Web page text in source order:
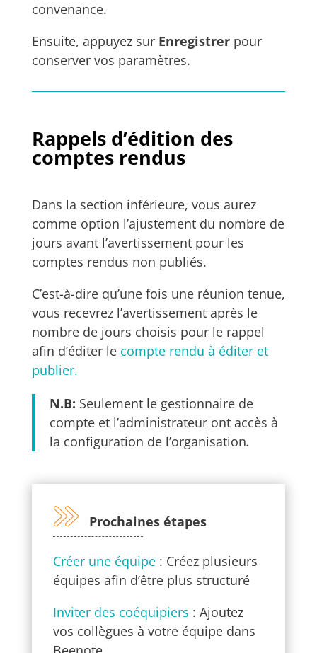
convenance.
Ensuite, appuyez sur Enregistrerpour
conserver vos paramètres.
Rappels d’édition des
comptes rendus
Dans la section inférieure, vous aurez
comme option l’ajustement du nombre de
jours avant l’avertissement pour les
comptes rendus non publiés.
C’est-à-dire qu’une fois une réunion tenue,
vous recevrez l’avertissement après le
nombre de jours choisis pour le rappel
afin d’éditer le compte rendu à éditer et
publier.
N.B: Seulement le gestionnaire de
compte et l’administrateur ont accès à
la configuration de l’organisation.
Prochaines étapes
Créer une équipe : Créez plusieurs
équipes afin d’être plus structuré
Inviter des coéquipiers : Ajoutez
vos collègues à votre équipe dans